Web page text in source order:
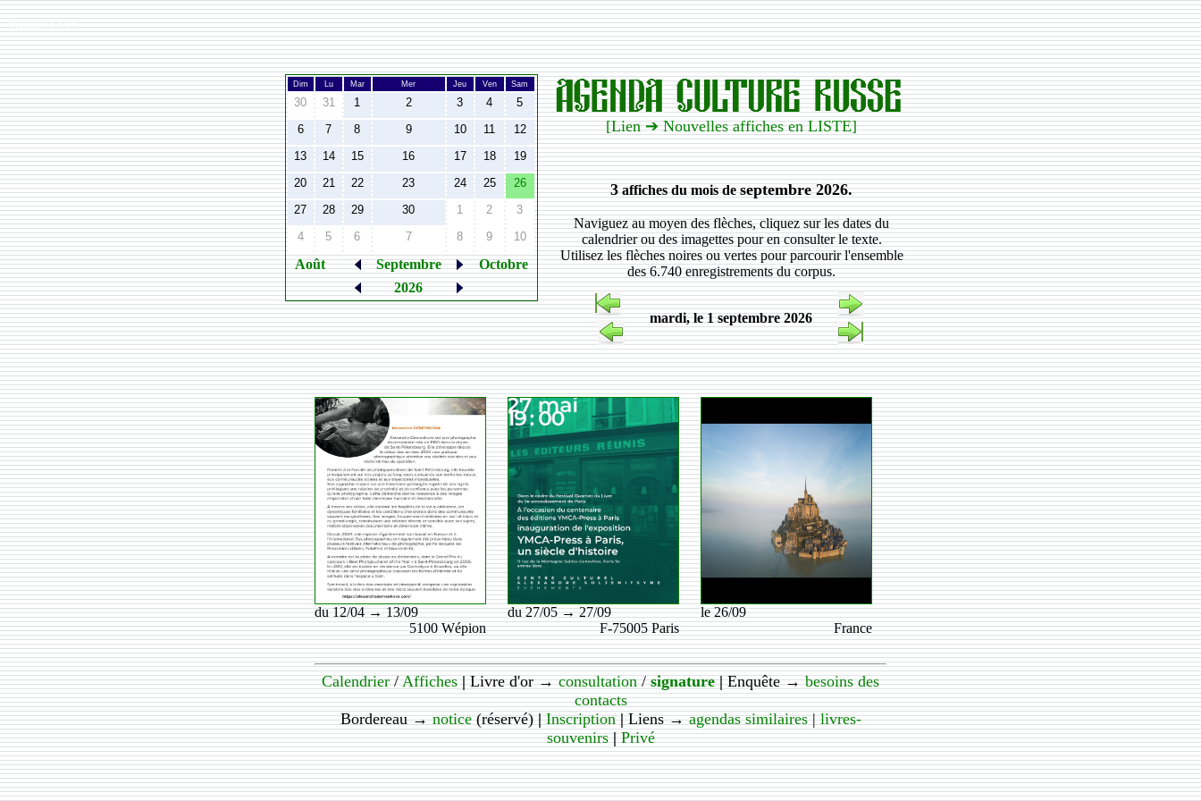
Width:1344
Dim Lu Mar Mer Jeu Ven Sam
30 31 1 2 3 4
5
6
7 8 9 10 11
12
13
14 15 16 17 18
19
20
21 22 23 24 25
26
27
28 29 30 1 2
3
4
5 6 7 8 9 10
Août Septembre
Octobre
2026
[Lien ➔ Nouvelles affiches en LISTE]
3affiches du mois deseptembre 2026.
Naviguez au moyen des flèches, cliquez sur les dates du
calendrier ou des imagettes pour en consulter le texte.
Utilisez les flèches noires ou vertes pour parcourir l'ensemble
des 6.740 enregistrements du corpus.
mardi, le 1 septembre 2026
du 12/04 → 13/09
5100 Wépion
du 27/05 → 27/09
F-75005 Paris
le 26/09
France
Calendrier/Affiches |Livre d'or →consultation/signature |Enquête →besoins des
contacts
Bordereau →notice(réservé)| Inscription |Liens →agendas similaires|livres-
souvenirs |Privé